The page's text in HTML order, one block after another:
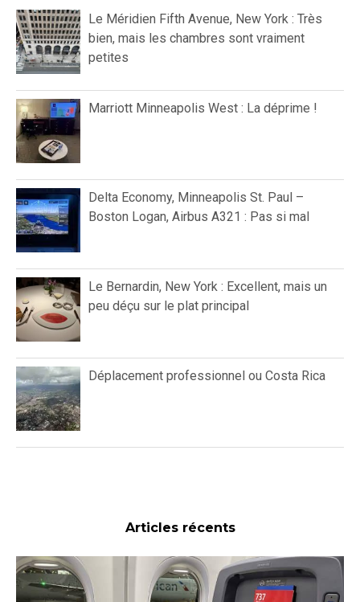
Le Méridien Fifth Avenue, New York : Très
bien, mais les chambres sont vraiment
petites
Marriott Minneapolis West : La déprime !
Delta Economy, Minneapolis St. Paul –
Boston Logan, Airbus A321 : Pas si mal
Le Bernardin, New York : Excellent, mais un
peu déçu sur le plat principal
Déplacement professionnel ou Costa Rica
Articles récents